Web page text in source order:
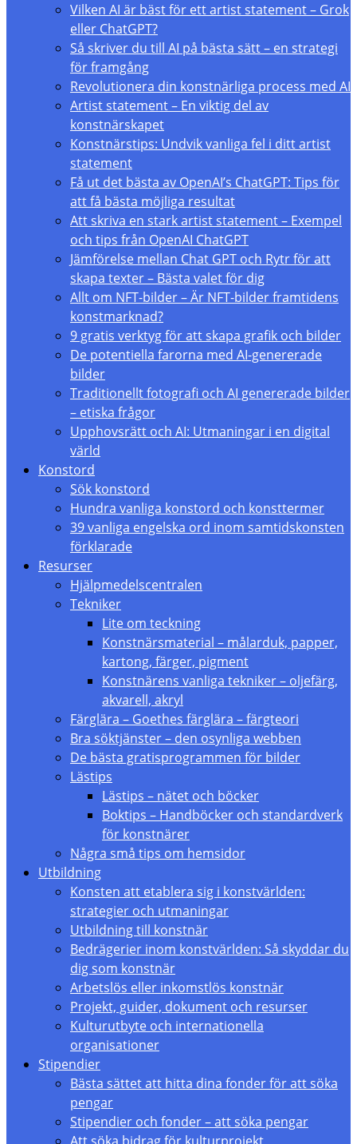
Vilken AI är bäst för ett artist statement – Grok
eller ChatGPT?
Så skriver du till AI på bästa sätt – en strategi
för framgång
Revolutionera din konstnärliga process med AI
Artist statement – En viktig del av
konstnärskapet
Konstnärstips: Undvik vanliga fel i ditt artist
statement
Få ut det bästa av OpenAI’s ChatGPT: Tips för
att få bästa möjliga resultat
Att skriva en stark artist statement – Exempel
och tips från OpenAI ChatGPT
Jämförelse mellan Chat GPT och Rytr för att
skapa texter – Bästa valet för dig
Allt om NFT-bilder – Är NFT-bilder framtidens
konstmarknad?
9 gratis verktyg för att skapa grafik och bilder
De potentiella farorna med AI-genererade
bilder
Traditionellt fotografi och AI genererade bilder
– etiska frågor
Upphovsrätt och AI: Utmaningar i en digital
värld
Konstord
Sök konstord
Hundra vanliga konstord och konsttermer
39 vanliga engelska ord inom samtidskonsten
förklarade
Resurser
Hjälpmedelscentralen
Tekniker
Lite om teckning
Konstnärsmaterial – målarduk, papper,
kartong, färger, pigment
Konstnärens vanliga tekniker – oljefärg,
akvarell, akryl
Färglära – Goethes färglära – färgteori
Bra söktjänster – den osynliga webben
De bästa gratisprogrammen för bilder
Lästips
Lästips – nätet och böcker
Boktips – Handböcker och standardverk
för konstnärer
Några små tips om hemsidor
Utbildning
Konsten att etablera sig i konstvärlden:
strategier och utmaningar
Utbildning till konstnär
Bedrägerier inom konstvärlden: Så skyddar du
dig som konstnär
Arbetslös eller inkomstlös konstnär
Projekt, guider, dokument och resurser
Kulturutbyte och internationella
organisationer
Stipendier
Bästa sättet att hitta dina fonder för att söka
pengar
Stipendier och fonder – att söka pengar